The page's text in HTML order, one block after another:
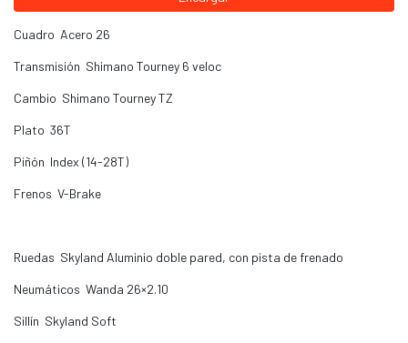
Cuadro Acero 26
Transmisión Shimano Tourney 6 veloc
Cambio Shimano Tourney TZ
Plato 36T
Piñón Index (14-28T)
Frenos V-Brake
Ruedas Skyland Aluminio doble pared, con pista de frenado
Neumáticos Wanda 26×2.10
Sillín Skyland Soft